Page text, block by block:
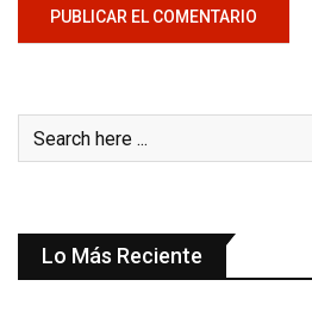
Lo Más Reciente